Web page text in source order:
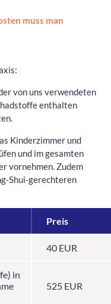
muss man
von uns verwendeten
enthalten
Kinderzimmer und
und im gesamten
vornehmen. Zudem
Shui-gerechteren
Preis
40 EUR
in
525 EUR